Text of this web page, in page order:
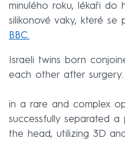
minulého roku, lékaři do
silikonové vaky, které se
BBC.
Israeli twins born
each other after surgery.
in a rare and complex
successfully separated
the head, utilizing 3D